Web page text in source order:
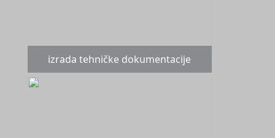
izrada tehničke dokumentacije